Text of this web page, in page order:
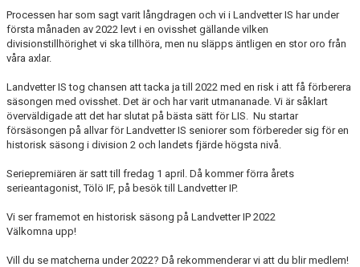
Processen har som sagt varit långdragen och vi i Landvetter IS har under
första månaden av 2022 levt i en ovisshet gällande vilken
divisionstillhörighet vi ska tillhöra, men nu släpps äntligen en stor oro från
våra axlar.
Landvetter IS tog chansen att tacka ja till 2022 med en risk i att få förberera
säsongen med ovisshet. Det är och har varit utmananade. Vi är såklart
överväldigade att det har slutat på bästa sätt för LIS. Nu startar
försäsongen på allvar för Landvetter IS seniorer som förbereder sig för en
historisk säsong i division 2 och landets fjärde högsta nivå.
Seriepremiären är satt till fredag 1 april. Då kommer förra årets
serieantagonist, Tölö IF, på besök till Landvetter IP.
Vi ser framemot en historisk säsong på Landvetter IP 2022
Välkomna upp!
Vill du se matcherna under 2022? Då rekommenderar vi att du blir medlem!